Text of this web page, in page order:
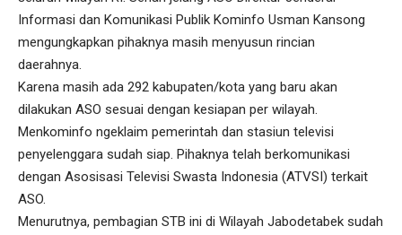
Informasi dan Komunikasi Publik Kominfo Usman Kansong
mengungkapkan pihaknya masih menyusun rincian
daerahnya.
Karena masih ada 292 kabupaten/kota yang baru akan
dilakukan ASO sesuai dengan kesiapan per wilayah.
Menkominfo ngeklaim pemerintah dan stasiun televisi
penyelenggara sudah siap. Pihaknya telah berkomunikasi
dengan Asosisasi Televisi Swasta Indonesia (ATVSI) terkait
ASO.
Menurutnya, pembagian STB ini di Wilayah Jabodetabek sudah